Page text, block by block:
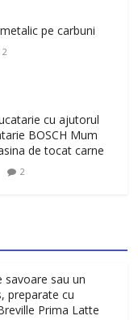
pe carbuni
2
cu ajutorul
BOSCH Mum
de tocat carne
2
savoare sau un
preparate cu
Prima Latte